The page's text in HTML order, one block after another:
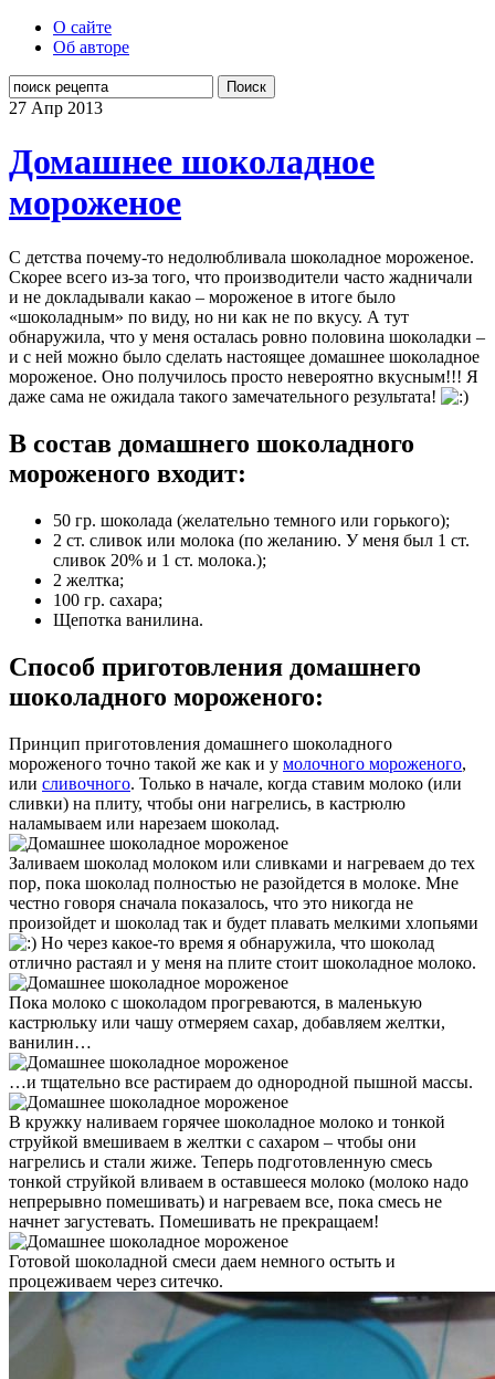
О сайте
Об авторе
Поиск
27 Апр 2013
Домашнее шоколадное
мороженое
С детства почему-то недолюбливала шоколадное мороженое.
Скорее всего из-за того, что производители часто жадничали
и не докладывали какао – мороженое в итоге было
«шоколадным» по виду, но ни как не по вкусу. А тут
обнаружила, что у меня осталась ровно половина шоколадки –
и с ней можно было сделать настоящее домашнее шоколадное
мороженое. Оно получилось просто невероятно вкусным!!! Я
даже сама не ожидала такого замечательного результата!
В состав домашнего шоколадного
мороженого входит:
50 гр. шоколада (желательно темного или горького);
2 ст. сливок или молока (по желанию. У меня был 1 ст.
сливок 20% и 1 ст. молока.);
2 желтка;
100 гр. сахара;
Щепотка ванилина.
Способ приготовления домашнего
шоколадного мороженого:
Принцип приготовления домашнего шоколадного
мороженого точно такой же как и у молочного мороженого,
или сливочного. Только в начале, когда ставим молоко (или
сливки) на плиту, чтобы они нагрелись, в кастрюлю
наламываем или нарезаем шоколад.
Заливаем шоколад молоком или сливками и нагреваем до тех
пор, пока шоколад полностью не разойдется в молоке. Мне
честно говоря сначала показалось, что это никогда не
произойдет и шоколад так и будет плавать мелкими хлопьями
Но через какое-то время я обнаружила, что шоколад
отлично растаял и у меня на плите стоит шоколадное молоко.
Пока молоко с шоколадом прогреваются, в маленькую
кастрюльку или чашу отмеряем сахар, добавляем желтки,
ванилин…
…и тщательно все растираем до однородной пышной массы.
В кружку наливаем горячее шоколадное молоко и тонкой
струйкой вмешиваем в желтки с сахаром – чтобы они
нагрелись и стали жиже. Теперь подготовленную смесь
тонкой струйкой вливаем в оставшееся молоко (молоко надо
непрерывно помешивать) и нагреваем все, пока смесь не
начнет загустевать. Помешивать не прекращаем!
Готовой шоколадной смеси даем немного остыть и
процеживаем через ситечко.